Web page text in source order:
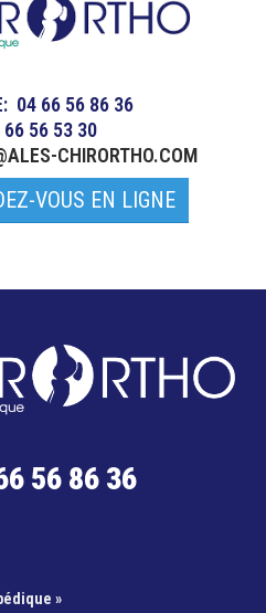
04 66 56 86 36
66 56 53 30
CHIRORTHO.COM
VOUS EN LIGNE
56 86 36
»